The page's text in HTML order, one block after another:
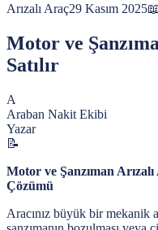
Arızalı Araç29 Kasım 2025📖
Motor ve
Satılır
A
Araban Nakit Ekibi
Yazar
📝
Motor ve Şanzıman
Çözümü
Aracınız büyük bir mekanik